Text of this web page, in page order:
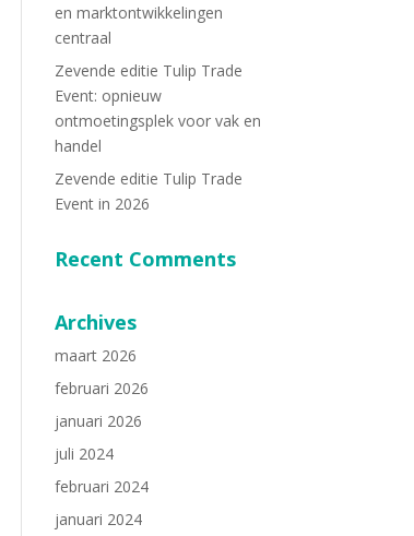
en marktontwikkelingen
centraal
Zevende editie Tulip Trade
Event: opnieuw
ontmoetingsplek voor vak en
handel
Zevende editie Tulip Trade
Event in 2026
Recent Comments
Archives
maart 2026
februari 2026
januari 2026
juli 2024
februari 2024
januari 2024